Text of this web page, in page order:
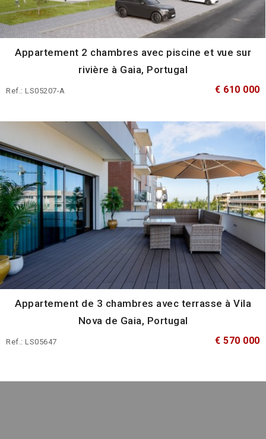
Appartement 2 chambres avec piscine et vue sur
rivière à Gaia, Portugal
Ref.: LS05207-A € 610 000
Appartement de 3 chambres avec terrasse à Vila
Nova de Gaia, Portugal
Ref.: LS05647 € 570 000